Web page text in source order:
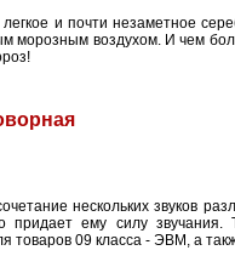
и почти незаметное
морозным воздухом. И чем
нескольких звуков
придает ему силу звучания.
товаров 09 класса - ЭВМ, а